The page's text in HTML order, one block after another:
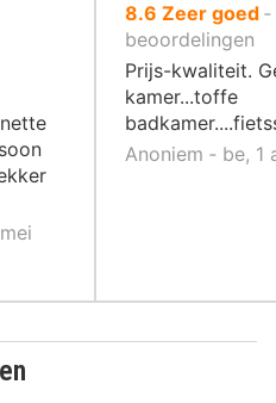
8.6 uit
10
,
Zeer goed ‐
beoordelingen
Prijs-kwaliteit.
kamer...toffe
Anoniem ‐ be, 1